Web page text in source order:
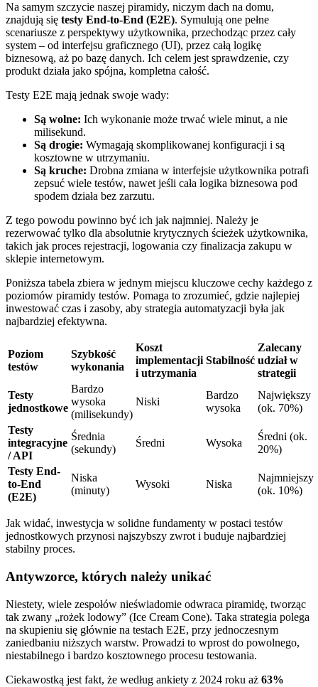
Na samym szczycie naszej piramidy, niczym dach na domu,
znajdują się testy End-to-End (E2E). Symulują one pełne
scenariusze z perspektywy użytkownika, przechodząc przez cały
system – od interfejsu graficznego (UI), przez całą logikę
biznesową, aż po bazę danych. Ich celem jest sprawdzenie, czy
produkt działa jako spójna, kompletna całość.
Testy E2E mają jednak swoje wady:
Są wolne: Ich wykonanie może trwać wiele minut, a nie
milisekund.
Są drogie: Wymagają skomplikowanej konfiguracji i są
kosztowne w utrzymaniu.
Są kruche: Drobna zmiana w interfejsie użytkownika potrafi
zepsuć wiele testów, nawet jeśli cała logika biznesowa pod
spodem działa bez zarzutu.
Z tego powodu powinno być ich jak najmniej. Należy je
rezerwować tylko dla absolutnie krytycznych ścieżek użytkownika,
takich jak proces rejestracji, logowania czy finalizacja zakupu w
sklepie internetowym.
Poniższa tabela zbiera w jednym miejscu kluczowe cechy każdego z
poziomów piramidy testów. Pomaga to zrozumieć, gdzie najlepiej
inwestować czas i zasoby, aby strategia automatyzacji była jak
najbardziej efektywna.
Poziom
testów
Szybkość
wykonania
Koszt
implementacji
i utrzymania
Stabilność
Zalecany
udział w
strategii
Testy
jednostkowe
Bardzo
wysoka
(milisekundy)
Niski
Bardzo
wysoka
Największy
(ok. 70%)
Testy
integracyjne
/ API
Średnia
(sekundy)
Średni Wysoka
Średni (ok.
20%)
Testy End-
to-End
(E2E)
Niska
(minuty)
Wysoki Niska
Najmniejszy
(ok. 10%)
Jak widać, inwestycja w solidne fundamenty w postaci testów
jednostkowych przynosi najszybszy zwrot i buduje najbardziej
stabilny proces.
Antywzorce, których należy unikać
Niestety, wiele zespołów nieświadomie odwraca piramidę, tworząc
tak zwany „rożek lodowy” (Ice Cream Cone). Taka strategia polega
na skupieniu się głównie na testach E2E, przy jednoczesnym
zaniedbaniu niższych warstw. Prowadzi to wprost do powolnego,
niestabilnego i bardzo kosztownego procesu testowania.
Ciekawostką jest fakt, że według ankiety z 2024 roku aż 63%